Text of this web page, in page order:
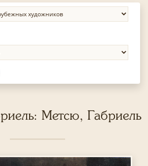
Метсю, Габриель